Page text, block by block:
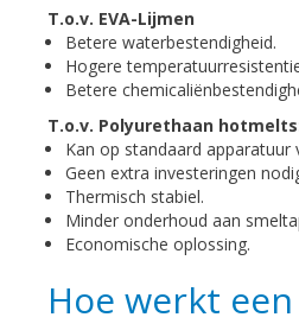
T.o.v. EVA-Lijmen
Betere waterbestendigheid.
Hogere
Betere
T.o.v. Polyurethaan
Kan op standaard apparatuur
Geen extra investeringen
Thermisch stabiel.
Minder onderhoud aan
Economische oplossing.
Hoe werkt